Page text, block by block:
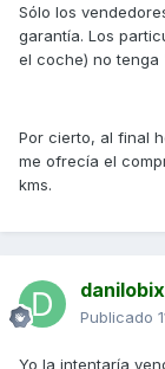
Sólo los
garantía. Los
el coche) no tenga
Por cierto, al final
me ofrecía el
kms.
danilobix
Publicado
Yo la intentaría